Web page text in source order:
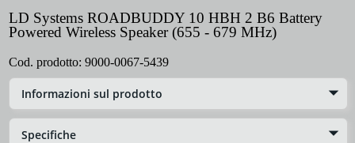
LD Systems ROADBUDDY 10 HBH 2 B6 Battery
Powered Wireless Speaker (655 - 679 MHz)
Cod. prodotto: 9000-0067-5439
Informazioni sul prodotto
Specifiche